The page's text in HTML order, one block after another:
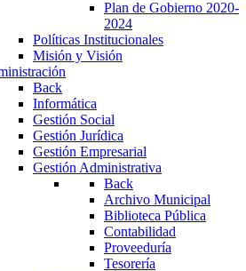
Plan de Gobierno 2020-
2024
Políticas Institucionales
Misión y Visión
Back
Informática
Gestión Social
Gestión Jurídica
Gestión Empresarial
Gestión Administrativa
Back
Archivo Municipal
Biblioteca Pública
Contabilidad
Proveeduría
Tesorería